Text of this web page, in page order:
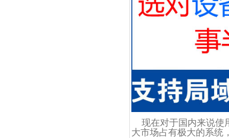
现在对于国内来说使
大市场占有极大的系统